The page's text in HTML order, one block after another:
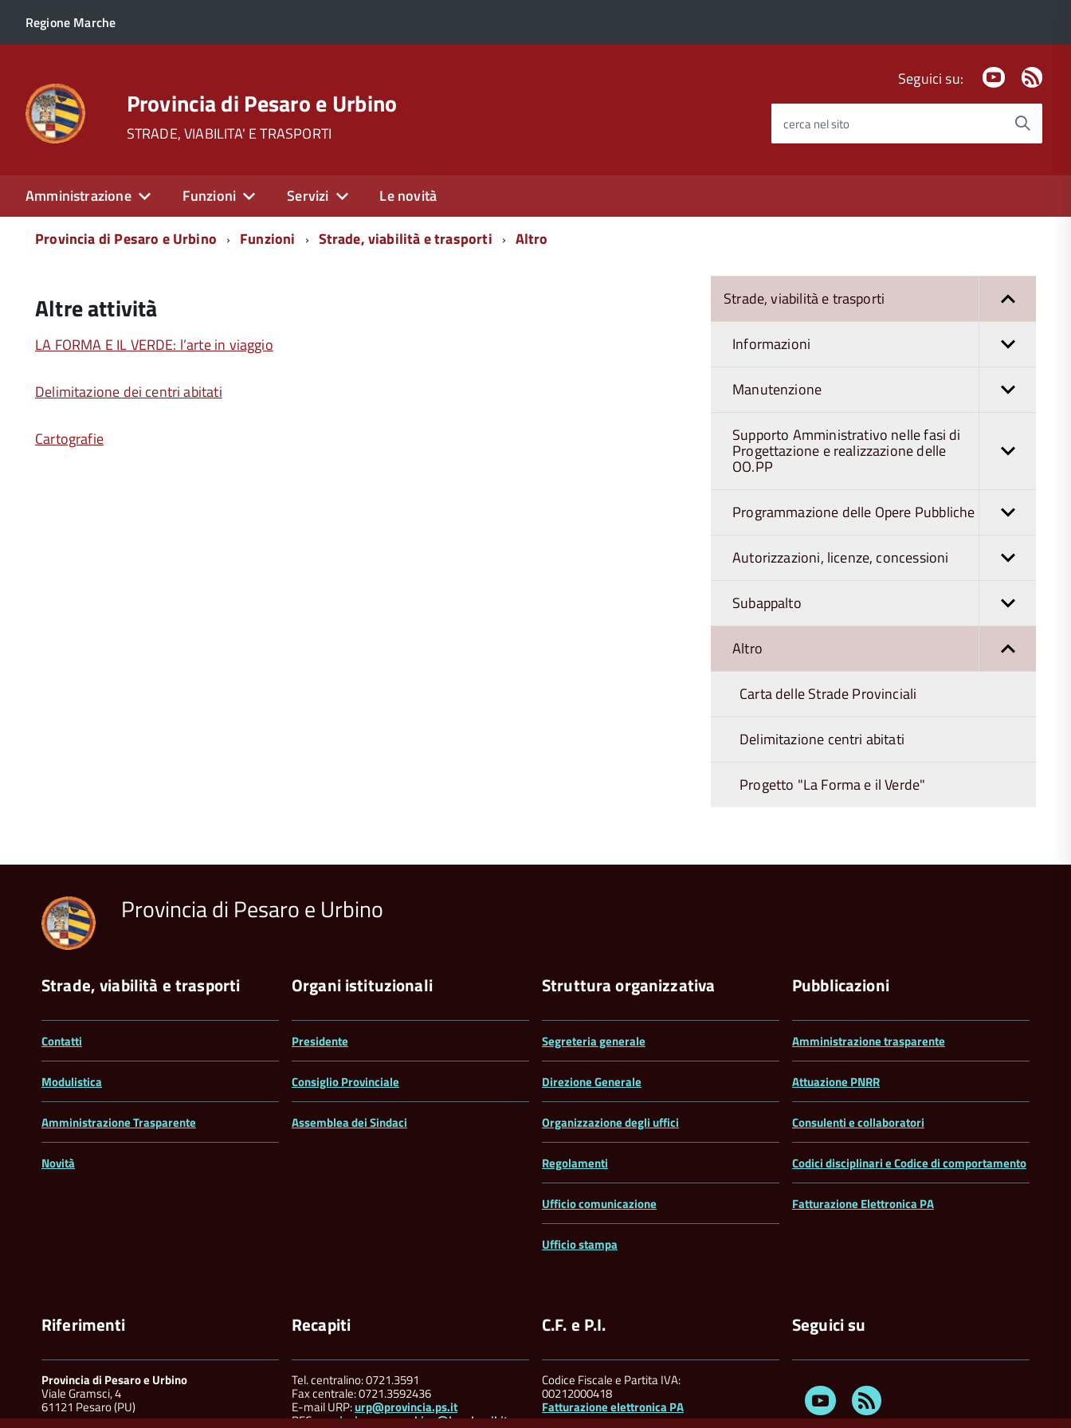
Regione Marche
Provincia di Pesaro e Urbino
STRADE, VIABILITA' E TRASPORTI
Seguici su: Youtube
cerca nel sito
Amministrazione Funzioni Servizi Le novità
MenuProvincia di Pesaro e Urbino Funzioni Strade, viabilità e trasporti Altro
Altre attività
LA FORMA E IL VERDE: l’arte in viaggio
Delimitazione dei centri abitati
Cartografie
Strade, viabilità e trasporti
Informazioni
Manutenzione
Supporto Amministrativo nelle fasi di
Progettazione e realizzazione delle
OO.PP
Programmazione delle Opere Pubbliche
Autorizzazioni, licenze, concessioni
Subappalto
Altro
Carta delle Strade Provinciali
Delimitazione centri abitati
Progetto "La Forma e il Verde"
del
Provincia di Pesaro e Urbino
Strade, viabilità e trasporti
Contatti
Modulistica
Amministrazione Trasparente
Novità
Organi istituzionali
Presidente
Consiglio Provinciale
Assemblea dei Sindaci
Struttura organizzativa
Segreteria generale
Direzione Generale
Organizzazione degli uffici
Regolamenti
Ufficio comunicazione
Ufficio stampa
Pubblicazioni
Amministrazione trasparente
Attuazione PNRR
Consulenti e collaboratori
Codici disciplinari e Codice di comportamento
Fatturazione Elettronica PA
Riferimenti
Provincia di Pesaro e Urbino
Viale Gramsci, 4
61121 Pesaro (PU)
Recapiti
Tel. centralino: 0721.3591
Fax centrale: 0721.3592436
E-mail URP:urp@provincia.ps.it
PEC:provincia.pesarourbino@legalmail.it
C.F. e P.I.
Codice Fiscale e Partita IVA:
00212000418
Fatturazione elettronica PA
Seguici su
Youtube